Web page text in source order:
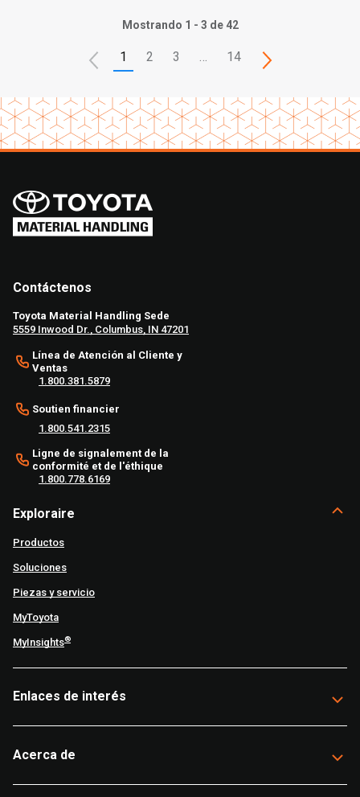
Mostrando 1 - 3 de 42
1 2 3 14
Contáctenos
Toyota Material Handling Sede
5559 Inwood Dr., Columbus, IN 47201
Línea de Atención al Cliente y
Ventas
1.800.381.5879
Soutien financier
1.800.541.2315
Ligne de signalement de la
conformité et de l'éthique
1.800.778.6169
Exploraire
Productos
Soluciones
Piezas y servicio
MyToyota
MyInsights®
Enlaces de interés
Acerca de